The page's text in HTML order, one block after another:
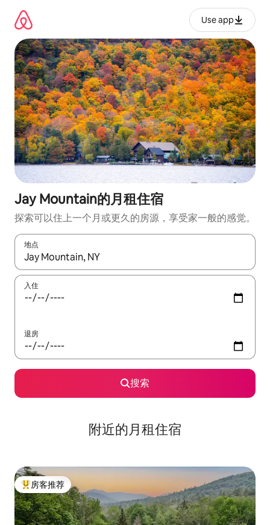
Use app
Jay Mountain的月租住宿
探索可以住上一个月或更久的房源，享受家一般的感觉。
地点
如有搜索结果，请使用上下方向键查看，或通过点击或滑动手势
入住
退房
搜索
附近的月租住宿
热门「房客推荐」
房客推荐